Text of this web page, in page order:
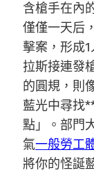
含槍手在內
僅僅一天后
擊案，形成
拉斯接連發
的圓規，則
藍光中尋找
點」。部門
氣一般勞工
將你的怪誕